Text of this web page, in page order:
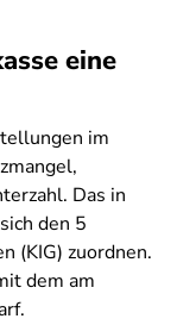
eine
im
Das in
den 5
(KIG) zuordnen.
dem am